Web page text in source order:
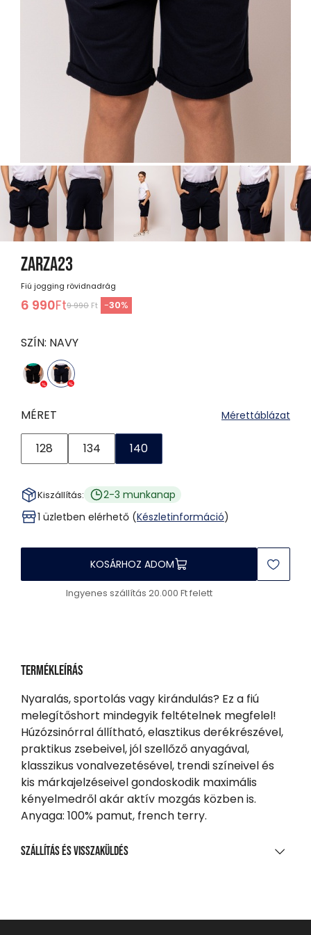
ZARZA23
Fiú jogging rövidnadrág
6 990Ft9 990 Ft -30%
SZÍN: NAVY
MÉRET Mérettáblázat
128 134 140
Kiszállítás:
2-3 munkanap
1 üzletben elérhető (Készletinformáció)
KOSÁRHOZ ADOM
Ingyenes szállítás 20.000 Ft felett
Termékleírás
Nyaralás, sportolás vagy kirándulás? Ez a fiú
melegítőshort mindegyik feltételnek megfelel!
Húzózsinórral állítható, elasztikus derékrészével,
praktikus zsebeivel, jól szellőző anyagával,
klasszikus vonalvezetésével, trendi színeivel és
kis márkajelzéseivel gondoskodik maximális
kényelmedről akár aktív mozgás közben is.
Anyaga: 100% pamut, french terry.
Szállítás és visszaküldés